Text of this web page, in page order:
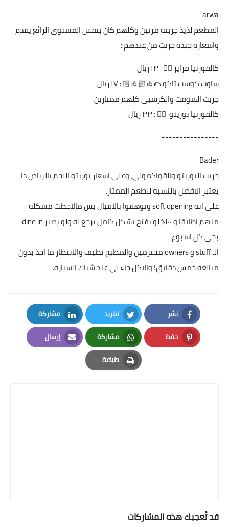
arwa
المطعم لذيذ جربته مرتين وكلهم كان بنفس المستوى الرائع يقدم
واسعاره جيدة جربت من عندهم :
كالفورنيا فرايز 👍🏻 : ١٣ ريال
ساوث كوست تاكو 🌮👍🏻👍🏻 : ١٧ ريال
جربت السوفت والكرسبي كلهم ممتازين
كالفورنيا بوريتو 👍🏻 : ٣٣ ريال
----------------
Bader
جربت البوريتو والقواكمولي، وعلى اسعار بوريتو اللحم بالرياض ذا
يعتبر الافضل بالنسبه للطعم الممتاز.
على انه soft opening وتوهقوا بالاقبال بس مالاحظت مشكله
منهم اطلاقا و ١٠٠٪؜ لو يفتح بشكل كامل برجع له ولو يصير dine in
بجي كل اسبوع.
الـ stuff و owners محترمين والمطبخ نظيف والانتظار ما اخذ بدون
مبالغه خمس دقايق! والاكل جاء لي عند شباك السياره.
نشر
Facebook
تغريد
Twitter
مشاركة
LinkedIn
حفظ
Pinterest
مشاركة
Whatsapp
إرسال
Email
طباعة
Print
قد تُعجبك هذه المشاركات